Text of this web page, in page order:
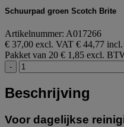
Schuurpad groen Scotch Brite
Artikelnummer: A017266
€ 37,00 excl. VAT € 44,77
Pakket van 20 € 1,85 excl.
-
Beschrijving
Voor dagelijkse